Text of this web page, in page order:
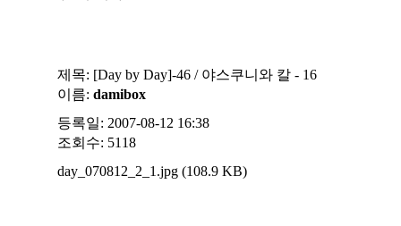
제목: [Day by Day]-46 / 야스쿠니와 칼 - 16
이름: damibox
등록일: 2007-08-12 16:38
조회수: 5118
day_070812_2_1.jpg (108.9 KB)